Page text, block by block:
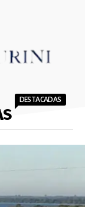
DESTACADAS